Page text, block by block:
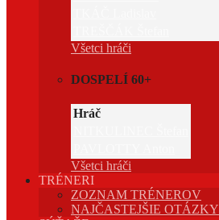
Všetci hráči
DOSPELÍ 60+
Hráč
Všetci hráči
TRÉNERI
ZOZNAM TRÉNEROV
NAJČASTEJŠIE OTÁZKY